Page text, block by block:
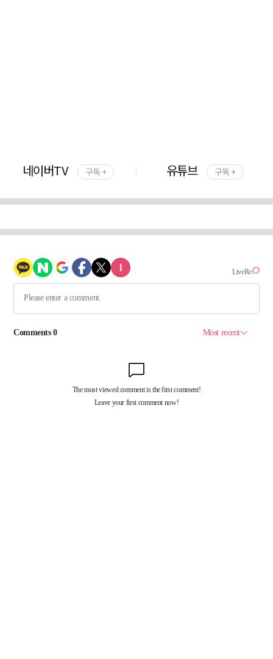
네이버TV 구독 + 유튜브 구독 +